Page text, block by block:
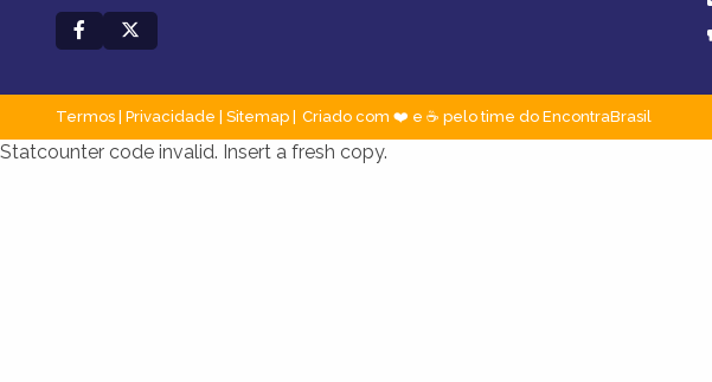
Termos Privacidade Sitemap Criado com ❤️ e ☕ pelo time do EncontraBrasil
Statcounter code invalid. Insert a fresh copy.